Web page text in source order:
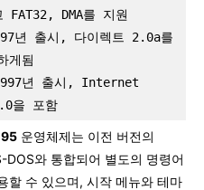
FAT32, DMA를 지원
년 출시, 다이렉트 2.0a를
게됨
년 출시, Internet
을 포함
운영체제는 이전 버전의
와 통합되어 별도의 명령어
할 수 있으며, 시작 메뉴와 테마